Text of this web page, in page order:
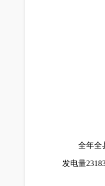
全年全
发电量